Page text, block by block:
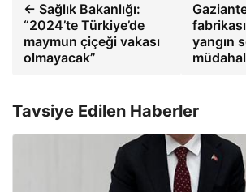
← Sağlık Bakanlığı:
“2024’te Türkiye’de
maymun çiçeği vakası
olmayacak”
yangın
Tavsiye Edilen Haberler